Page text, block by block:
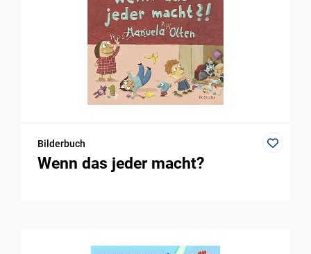
Bilderbuch
Wenn das jeder macht?